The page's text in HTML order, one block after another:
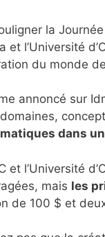
la
et l’Université
du monde
annoncé sur
dans
et l’Université
mais les
de 100 $ et